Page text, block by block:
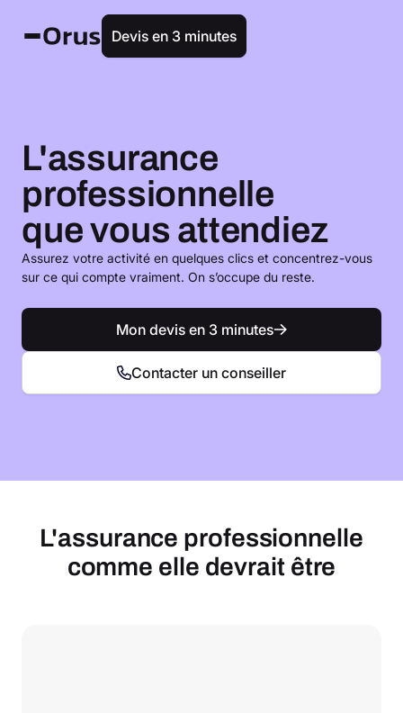
Devis en 3 minutes
L'assurance
professionnelle
que vous attendiez
Assurez votre activité en quelques clics et concentrez-vous
sur ce qui compte vraiment. On s’occupe du reste.
Mon devis en 3 minutes
Contacter un conseiller
L'assurance professionnelle
comme elle devrait être